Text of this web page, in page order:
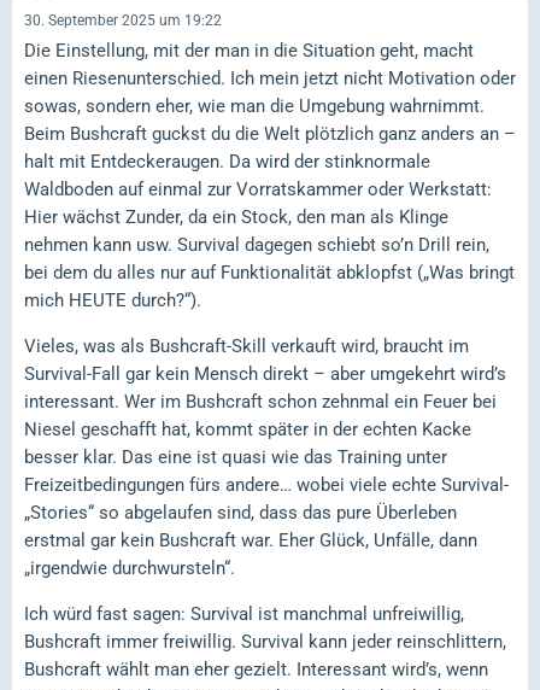
30. September 2025 um 19:22
Die Einstellung, mit der man in die Situation geht, macht
einen Riesenunterschied. Ich mein jetzt nicht Motivation oder
sowas, sondern eher, wie man die Umgebung wahrnimmt.
Beim Bushcraft guckst du die Welt plötzlich ganz anders an –
halt mit Entdeckeraugen. Da wird der stinknormale
Waldboden auf einmal zur Vorratskammer oder Werkstatt:
Hier wächst Zunder, da ein Stock, den man als Klinge
nehmen kann usw. Survival dagegen schiebt so’n Drill rein,
bei dem du alles nur auf Funktionalität abklopfst („Was bringt
mich HEUTE durch?“).
Vieles, was als Bushcraft-Skill verkauft wird, braucht im
Survival-Fall gar kein Mensch direkt – aber umgekehrt wird’s
interessant. Wer im Bushcraft schon zehnmal ein Feuer bei
Niesel geschafft hat, kommt später in der echten Kacke
besser klar. Das eine ist quasi wie das Training unter
Freizeitbedingungen fürs andere… wobei viele echte Survival-
„Stories“ so abgelaufen sind, dass das pure Überleben
erstmal gar kein Bushcraft war. Eher Glück, Unfälle, dann
„irgendwie durchwursteln“.
Ich würd fast sagen: Survival ist manchmal unfreiwillig,
Bushcraft immer freiwillig. Survival kann jeder reinschlittern,
Bushcraft wählt man eher gezielt. Interessant wird’s, wenn